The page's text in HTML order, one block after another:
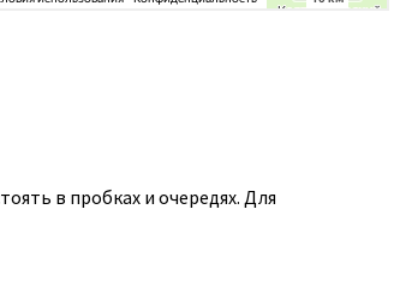
в пробках и очередях. Для